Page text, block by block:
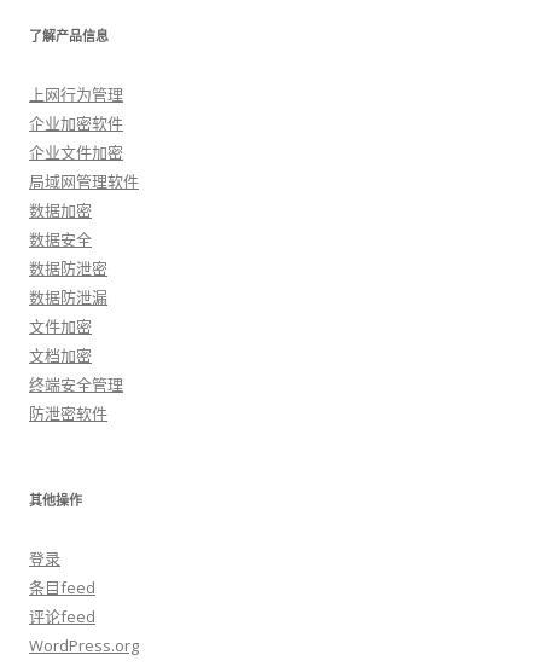
了解产品信息
上网行为管理
企业加密软件
企业文件加密
局域网管理软件
数据加密
数据安全
数据防泄密
数据防泄漏
文件加密
文档加密
终端安全管理
防泄密软件
其他操作
登录
条目feed
评论feed
WordPress.org